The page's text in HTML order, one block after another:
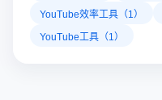
YouTube效率工具（1）
YouTube工具（1）